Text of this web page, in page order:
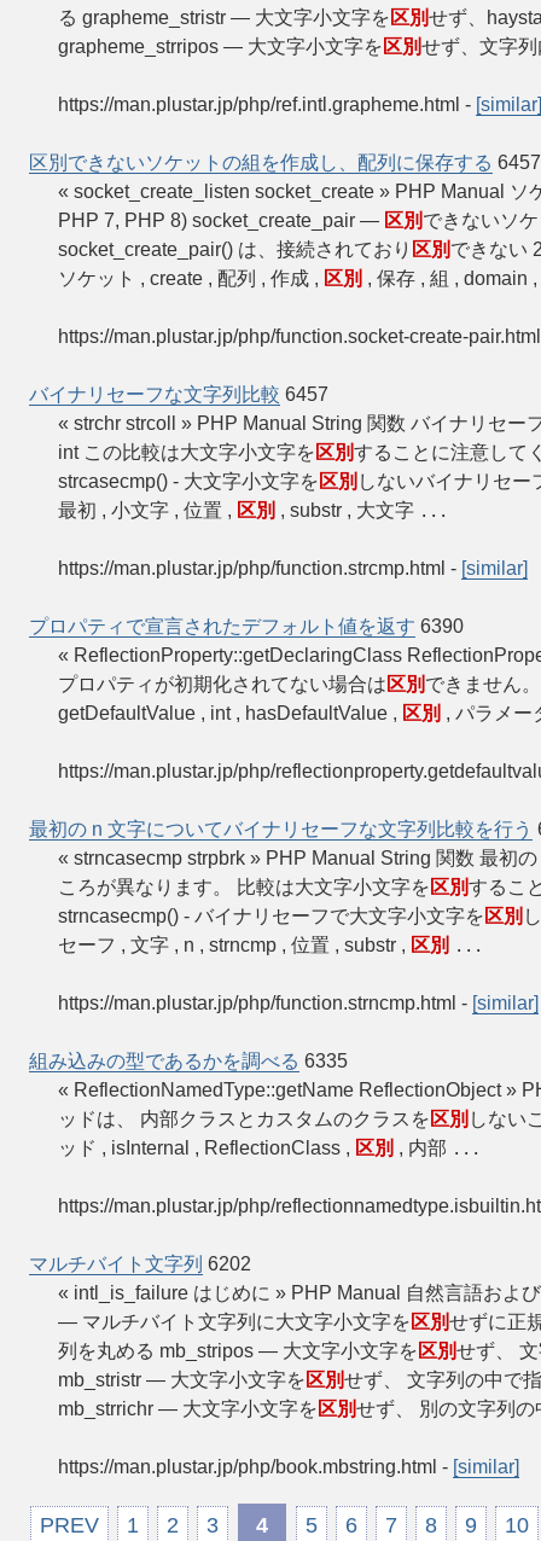
る grapheme_stristr — 大文字小文字を 区別せず、
grapheme_strripos — 大文字小文字を 区別せず、文字
https://man.plustar.jp/php/ref.intl.grapheme.html - [similar]
区別できないソケットの組を作成し、配列に保存する 6457
« socket_create_listen socket_create » PHP Manual ソ
PHP 7, PHP 8) socket_create_pair — 区別 できないソ
socket_create_pair() は、接続されており 区別 できない
ソケット , create , 配列 , 作成 , 区別 , 保存 , 組 , domain
https://man.plustar.jp/php/function.socket-create-pair.html
バイナリセーフな文字列比較 6457
« strchr strcoll » PHP Manual String 関数 バイナリセ
int この比較は大文字小文字を 区別することに注意して
strcasecmp() - 大文字小文字を 区別 しないバイナリセ
最初 , 小文字 , 位置 , 区別 , substr , 大文字 ...
https://man.plustar.jp/php/function.strcmp.html - [similar]
プロパティで宣言されたデフォルト値を返す 6390
« ReflectionProperty::getDeclaringClass
プロパティが初期化されてない場合は 区別 できません
getDefaultValue , int , hasDefaultValue , 区別 , パラメー
https://man.plustar.jp/php/
最初の n 文字についてバイナリセーフな文字列比較を行う
« strncasecmp strpbrk » PHP Manual String 関数 最初
ころが異なります。 比較は大文字小文字を 区別するこ
strncasecmp() - バイナリセーフで大文字小文字を 区別
セーフ , 文字 , n , strncmp , 位置 , substr , 区別 ...
https://man.plustar.jp/php/function.strncmp.html - [similar]
組み込みの型であるかを調べる 6335
« ReflectionNamedType::getName ReflectionObject »
ッドは、 内部クラスとカスタムのクラスを 区別 しない
ッド , isInternal , ReflectionClass , 区別 , 内部 ...
https://man.plustar.jp/php/
マルチバイト文字列 6202
« intl_is_failure はじめに » PHP Manual 自然言語およ
— マルチバイト文字列に大文字小文字を 区別せずに正
列を丸める mb_stripos — 大文字小文字を 区別せず、
mb_stristr — 大文字小文字を 区別せず、 文字列の中で
mb_strrichr — 大文字小文字を 区別せず、 別の文字列
https://man.plustar.jp/php/book.mbstring.html - [similar]
PREV 1 2 3 4 5 6 7 8 9 10